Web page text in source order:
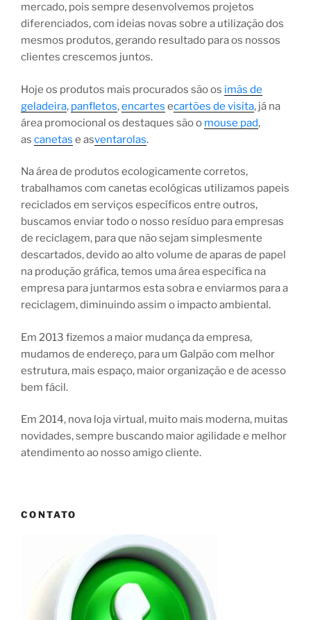
mercado, pois sempre desenvolvemos projetos
diferenciados, com ideias novas sobre a utilização dos
mesmos produtos, gerando resultado para os nossos
clientes crescemos juntos.
Hoje os produtos mais procurados são os imãs de
geladeira, panfletos,encartes ecartões de visita, já na
área promocional os destaques são o mouse pad,
as canetas e asventarolas.
Na área de produtos ecologicamente corretos,
trabalhamos com canetas ecológicas utilizamos papeis
reciclados em serviços específicos entre outros,
buscamos enviar todo o nosso resíduo para empresas
de reciclagem, para que não sejam simplesmente
descartados, devido ao alto volume de aparas de papel
na produção gráfica, temos uma área especifica na
empresa para juntarmos esta sobra e enviarmos para a
reciclagem, diminuindo assim o impacto ambiental.
Em 2013 fizemos a maior mudança da empresa,
mudamos de endereço, para um Galpão com melhor
estrutura, mais espaço, maior organização e de acesso
bem fácil.
Em 2014, nova loja virtual, muito mais moderna, muitas
novidades, sempre buscando maior agilidade e melhor
atendimento ao nosso amigo cliente.
CONTATO